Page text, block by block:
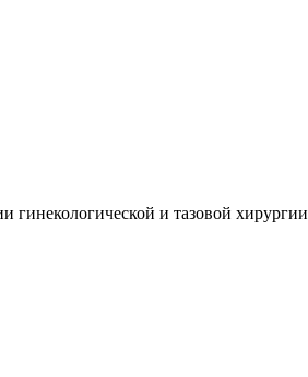
гинекологической и тазовой хирургии